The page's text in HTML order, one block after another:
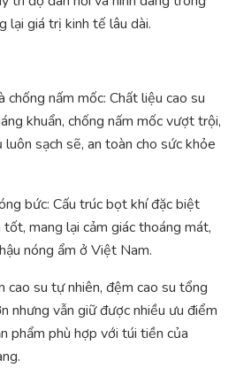
lại giá trị kinh tế lâu dài.
chống nấm mốc: Chất liệu cao su
khuẩn, chống nấm mốc vượt trội,
sạch sẽ, an toàn cho sức khỏe
bức: Cấu trúc bọt khí đặc biệt
mang lại cảm giác thoáng mát,
nóng ẩm ở Việt Nam.
cao su tự nhiên, đệm cao su tổng
nhưng vẫn giữ được nhiều ưu điểm
phẩm phù hợp với túi tiền của